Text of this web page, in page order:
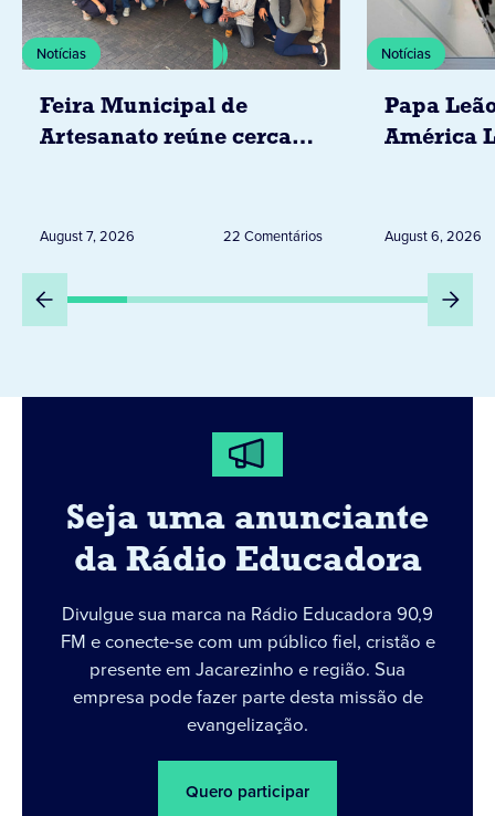
Notícias
Feira Municipal de
Artesanato reúne cerca
August 7, 2026 22 Comentários
Notícias
Papa
América
Peru
August 6, 2026
Seja uma anunciante
da Rádio Educadora
Divulgue sua marca na Rádio Educadora 90,9
FM e conecte-se com um público fiel, cristão e
presente em Jacarezinho e região. Sua
empresa pode fazer parte desta missão de
evangelização.
Quero participar